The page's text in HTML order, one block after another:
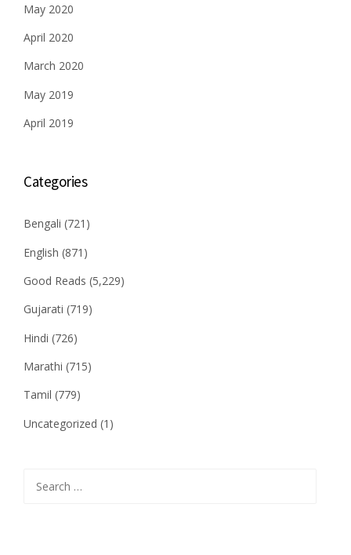
May 2020
April 2020
March 2020
May 2019
April 2019
Categories
Bengali (721)
English (871)
Good Reads (5,229)
Gujarati (719)
Hindi (726)
Marathi (715)
Tamil (779)
Uncategorized (1)
for: